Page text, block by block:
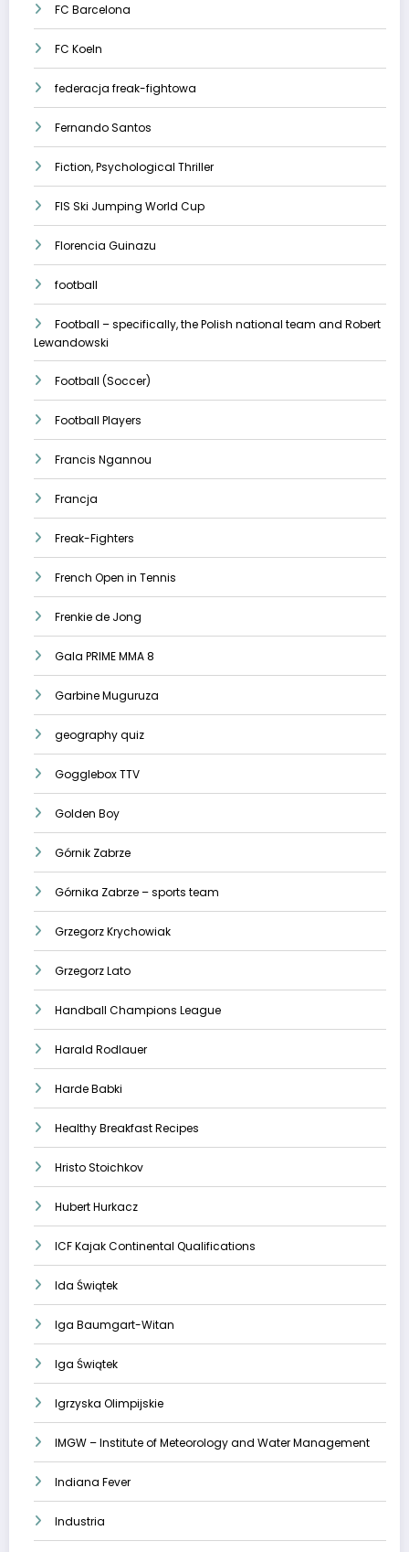
FC Barcelona
FC Koeln
federacja freak-fightowa
Fernando Santos
Fiction, Psychological Thriller
FIS Ski Jumping World Cup
Florencia Guinazu
football
Football – specifically, the Polish national team and Robert
Lewandowski
Football (Soccer)
Football Players
Francis Ngannou
Francja
Freak-Fighters
French Open in Tennis
Frenkie de Jong
Gala PRIME MMA 8
Garbine Muguruza
geography quiz
Gogglebox TTV
Golden Boy
Górnik Zabrze
Górnika Zabrze – sports team
Grzegorz Krychowiak
Grzegorz Lato
Handball Champions League
Harald Rodlauer
Harde Babki
Healthy Breakfast Recipes
Hristo Stoichkov
Hubert Hurkacz
ICF Kajak Continental Qualifications
Ida Świątek
Iga Baumgart-Witan
Iga Świątek
Igrzyska Olimpijskie
IMGW – Institute of Meteorology and Water Management
Indiana Fever
Industria